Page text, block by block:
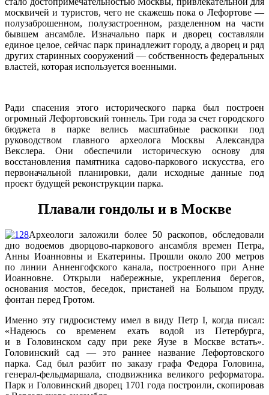
москвичей и туристов, чего не скажешь пока о Лефортове —
полузаброшенном, полузастроенном, разделенном на части
бывшем ансамбле. Изначально парк и дворец составляли
единое целое, сейчас парк принадлежит городу, а дворец и ряд
других старинных сооружений — собственность федеральных
властей, которая используется военными.
Ради спасения этого исторического парка был построен
огромный Лефортовский тоннель. Три года за счет городского
бюджета в парке велись масштабные раскопки под
руководством главного археолога Москвы Александра
Векслера. Они обеспечили историческую основу для
восстановления памятника садово-паркового искусства, его
первоначальной планировки, дали исходные данные под
проект будущей реконструкции парка.
Плавали гондолы и в Москве
Археологи заложили более 50 раскопов, обследовали
дно водоемов дворцово-паркового ансамбля времен Петра,
Анны Иоанновны и Екатерины. Прошли около 200 метров
по линии Анненгофского канала, построенного при Анне
Иоанновне. Открыли набережные, укрепления берегов,
основания мостов, беседок, пристаней на Большом пруду,
фонтан перед Гротом.
Именно эту гидросистему имел в виду Петр I, когда писал:
«Надеюсь со временем ехать водой из Петербурга,
и в Головинском саду при реке Яузе в Москве встать».
Головинский сад — это раннее название Лефортовского
парка. Сад был разбит по заказу графа Федора Головина,
генерал-фельдмаршала, сподвижника великого реформатора.
Парк и Головинский дворец 1701 года построили, скопировав